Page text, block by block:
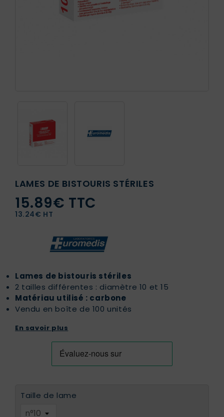
LAMES DE BISTOURIS STÉRILES
15.89€ TTC
13.24€ HT
Lames de bistouris stériles
2 tailles différentes : diamètre 10 et 15
Matériau utilisé : carbone
Vendu en boîte de 100 unités
En savoir plus
Taille de lame